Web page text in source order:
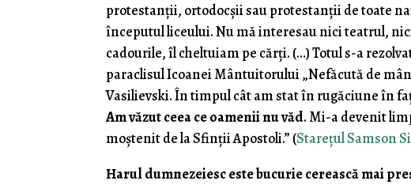
protestanţii, ortodocşii sau protestanţii de toate
începutul liceului. Nu mă interesau nici teatrul,
cadourile, îl cheltuiam pe cărţi. (…) Totul s-a
paraclisul Icoanei Mântuitorului „Nefăcută de
Vasilievski. În timpul cât am stat în rugăciune în
Am văzut ceea ce oamenii nu văd. Mi-a devenit
moştenit de la Sfinţii Apostoli.” (Starețul Samson
Harul dumnezeiesc este bucurie cerească mai